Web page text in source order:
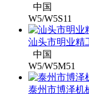
中国
W5/W5S11
汕头市明业精
中国
W5/W5M51
泰州市博泽机